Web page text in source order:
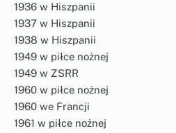
1936 w Hiszpanii
1937 w Hiszpanii
1938 w Hiszpanii
1949 w piłce nożnej
1949 w ZSRR
1960 w piłce nożnej
1960 we Francji
1961 w piłce nożnej